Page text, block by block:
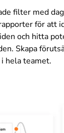
filter med
för att
och hitta
Skapa
hela teamet.